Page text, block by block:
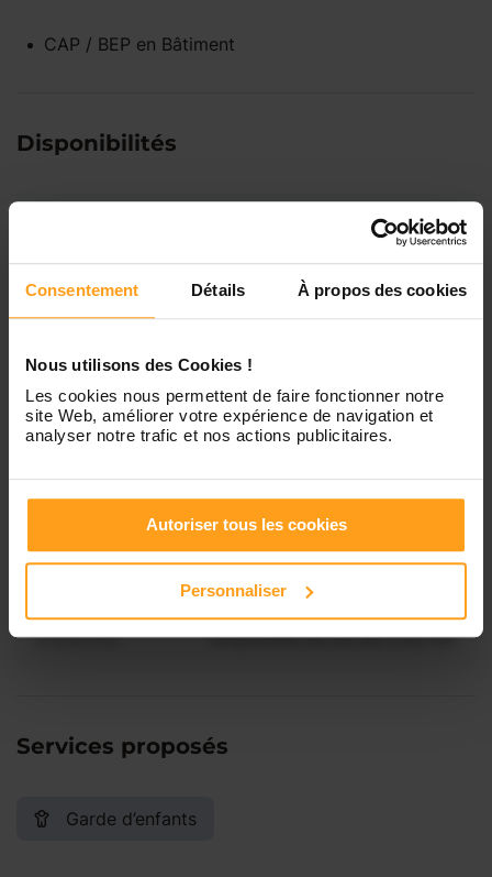
Consentement Détails À propos des cookies
Nous utilisons des Cookies !
Les cookies nous permettent de faire fonctionner notre
site Web, améliorer votre expérience de navigation et
analyser notre trafic et nos actions publicitaires.
Autoriser tous les cookies
Personnaliser
CAP / BEP en Bâtiment
Disponibilités
Indisponible
Mardi Disponible de 00:00 à 00:00
Mercredi Disponible de 00:00 à 00:30
Jeudi Disponible de 00:00 à 00:00
Vendredi Disponible de 00:00 à 00:00
Samedi Disponible de 00:00 à 00:00
Dimanche Disponible de 00:00 à 00:00
Vous souhaitez connaître les
disponibilités de Melissa ?
Services proposés
Garde d’enfants